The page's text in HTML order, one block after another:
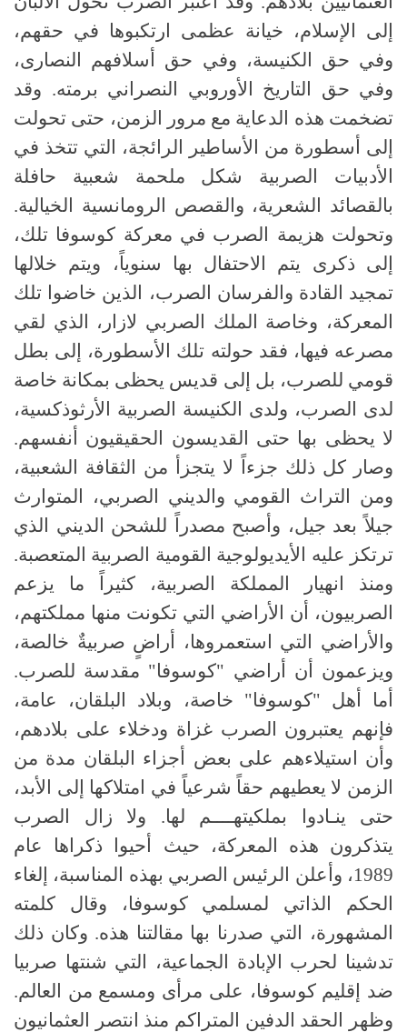
إلى الإسلام، خيانة عظمى ارتكبوها في حقهم،
وفي حق الكنيسة، وفي حق أسلافهم النصارى،
وفي حق التاريخ الأوروبي النصراني برمته. وقد
تضخمت هذه الدعاية مع مرور الزمن، حتى تحولت
إلى أسطورة من الأساطير الرائجة، التي تتخذ في
الأدبيات الصربية شكل ملحمة شعبية حافلة
بالقصائد الشعرية، والقصص الرومانسية الخيالية.
وتحولت هزيمة الصرب في معركة كوسوفا تلك،
إلى ذكرى يتم الاحتفال بها سنوياً، ويتم خلالها
تمجيد القادة والفرسان الصرب، الذين خاضوا تلك
المعركة، وخاصة الملك الصربي لازار، الذي لقي
مصرعه فيها، فقد حولته تلك الأسطورة، إلى بطل
قومي للصرب، بل إلى قديس يحظى بمكانة خاصة
لدى الصرب، ولدى الكنيسة الصربية الأرثوذكسية،
لا يحظى بها حتى القديسون الحقيقيون أنفسهم.
وصار كل ذلك جزءاً لا يتجزأ من الثقافة الشعبية،
ومن التراث القومي والديني الصربي، المتوارث
جيلاً بعد جيل، وأصبح مصدراً للشحن الديني الذي
ترتكز عليه الأيديولوجية القومية الصربية المتعصبة.
ومنذ انهيار المملكة الصربية، كثيراً ما يزعم
الصربيون، أن الأراضي التي تكونت منها مملكتهم،
والأراضي التي استعمروها، أراضٍ صربيةٌ خالصة،
ويزعمون أن أراضي "كوسوفا" مقدسة للصرب.
أما أهل "كوسوفا" خاصة، وبلاد البلقان، عامة،
فإنهم يعتبرون الصرب غزاة ودخلاء على بلادهم،
وأن استيلاءهم على بعض أجزاء البلقان مدة من
الزمن لا يعطيهم حقاً شرعياً في امتلاكها إلى الأبد،
حتى ينـادوا بملكيتهــــم لها. ولا زال الصرب
يتذكرون هذه المعركة، حيث أحيوا ذكراها عام
1989، وأعلن الرئيس الصربي بهذه المناسبة، إلغاء
الحكم الذاتي لمسلمي كوسوفا، وقال كلمته
المشهورة، التي صدرنا بها مقالتنا هذه. وكان ذلك
تدشينا لحرب الإبادة الجماعية، التي شنتها صربيا
ضد إقليم كوسوفا، على مرأى ومسمع من العالم.
وظهر الحقد الدفين المتراكم منذ انتصر العثمانيون